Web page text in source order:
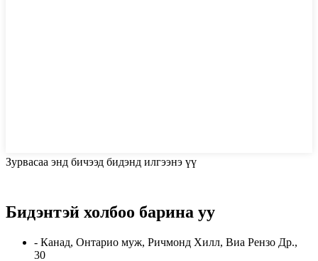
Зурвасаа энд бичээд бидэнд илгээнэ үү
Бидэнтэй холбоо барина уу
- Канад, Онтарио муж, Ричмонд Хилл, Виа Рензо Др.,
30